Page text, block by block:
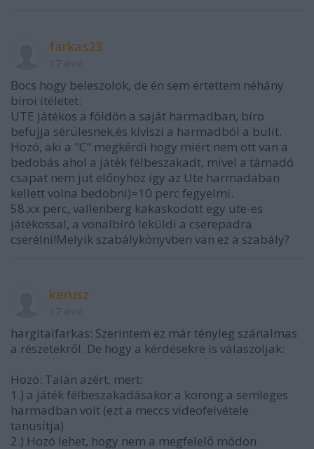
farkas23
Bocs hogy beleszolok, de én sem értettem néhány
biroi ítéletet:
UTE játékos a földön a saját harmadban, bíro
befujja sérülesnek,és kiviszi a harmadból a bulit.
Hozó, aki a "C" megkérdi hogy miért nem ott van a
bedobás ahol a játék félbeszakadt, mivel a támadó
csapat nem jut előnyhöz így az Ute harmadában
kellett volna bedobni)=10 perc fegyelmi.
58.xx perc, vallenberg kakaskodott egy ute-es
játékossal, a vonalbíró leküldi a cserepadra
cserélni!Melyik szabálykönyvben van ez a szabály?
kerusz
hargitaifarkas: Szerintem ez már tényleg szánalmas
a részetekről. De hogy a kérdésekre is válaszoljak:
Hozó: Talán azért, mert:
1.) a játék félbeszakadásakor a korong a semleges
harmadban volt (ezt a meccs videofelvétele
tanusítja)
2.) Hozó lehet, hogy nem a megfelelő módon